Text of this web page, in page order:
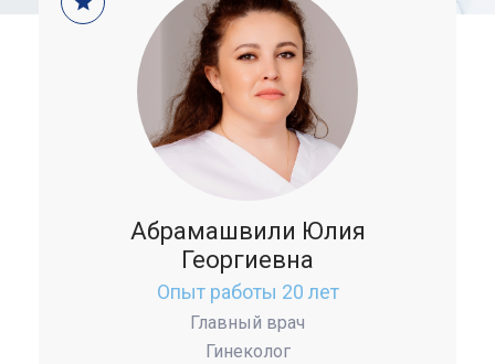
Абрамашвили Юлия
Георгиевна
Опыт работы 20 лет
Главный врач
Гинеколог